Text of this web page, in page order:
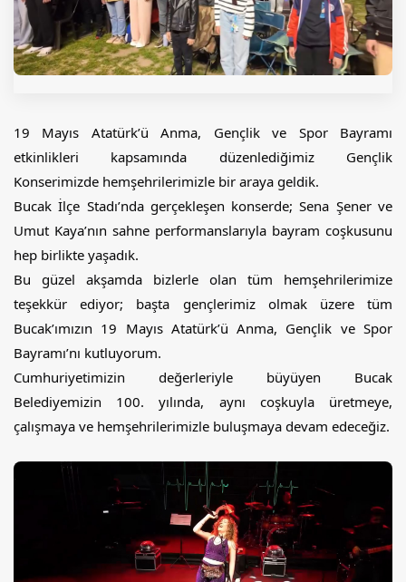
19 Mayıs Atatürk’ü Anma, Gençlik ve Spor Bayramı
etkinlikleri kapsamında düzenlediğimiz Gençlik
Konserimizde hemşehrilerimizle bir araya geldik.
Bucak İlçe Stadı’nda gerçekleşen konserde; Sena Şener ve
Umut Kaya’nın sahne performanslarıyla bayram coşkusunu
hep birlikte yaşadık.
Bu güzel akşamda bizlerle olan tüm hemşehrilerimize
teşekkür ediyor; başta gençlerimiz olmak üzere tüm
Bucak’ımızın 19 Mayıs Atatürk’ü Anma, Gençlik ve Spor
Bayramı’nı kutluyorum.
Cumhuriyetimizin değerleriyle büyüyen Bucak
Belediyemizin 100. yılında, aynı coşkuyla üretmeye,
çalışmaya ve hemşehrilerimizle buluşmaya devam edeceğiz.